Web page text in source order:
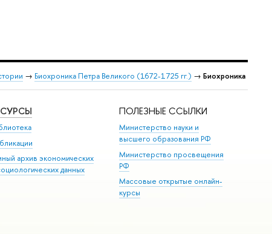
→ Биохроника Петра Великого (1672-1725 гг.) → Биохроника
архив экономических
данных
ПОЛЕЗНЫЕ ССЫЛКИ
Министерство науки и
высшего образования РФ
Министерство просвещения
РФ
Массовые открытые онлайн-
курсы